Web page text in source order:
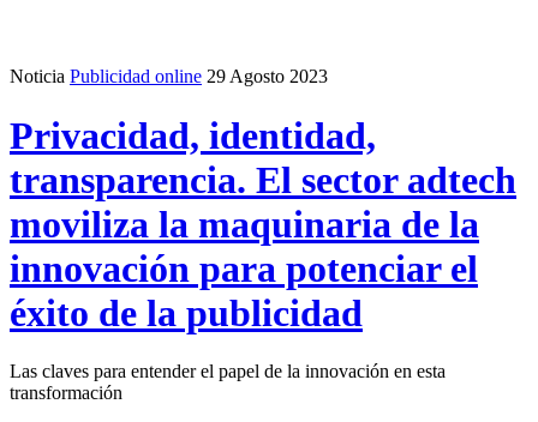
Noticia Publicidad online 29 Agosto 2023
Privacidad, identidad,
transparencia. El sector adtech
moviliza la maquinaria de la
innovación para potenciar el
éxito de la publicidad
Las claves para entender el papel de la innovación en esta
transformación